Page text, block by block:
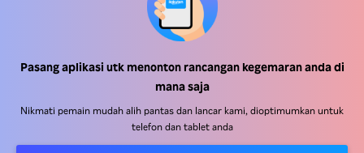
Pasang aplikasi utk menonton rancangan kegemaran anda di
mana saja
Nikmati pemain mudah alih pantas dan lancar kami, dioptimumkan untuk
telefon dan tablet anda
Pusat Akhbar
Terma Penggunaan